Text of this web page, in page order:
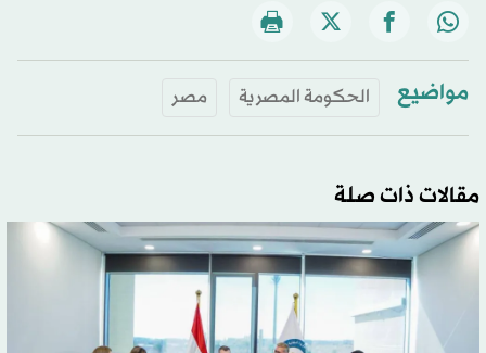
مواضيع الحكومة المصرية مصر
مقالات ذات صلة